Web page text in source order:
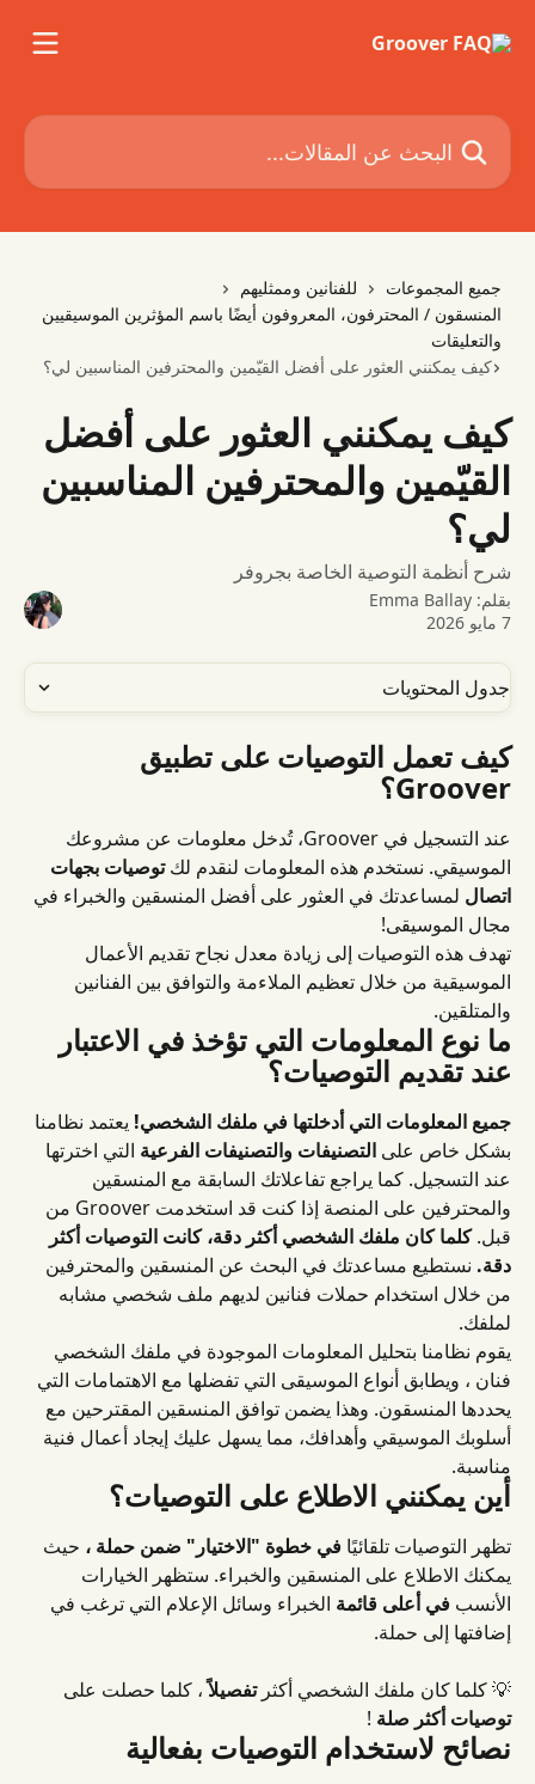
البحث عن المقالات...
جميع المجموعات
للفنانين وممثليهم
المنسقون / المحترفون، المعروفون أيضًا باسم المؤثرين الموسيقيين
والتعليقات
كيف يمكنني العثور على أفضل القيّمين والمحترفين المناسبين لي؟
كيف يمكنني العثور على أفضل
القيّمين والمحترفين المناسبين
لي؟
شرح أنظمة التوصية الخاصة بجروفر
بقلم: Emma Ballay
7 مايو 2026
جدول المحتويات
كيف تعمل التوصيات على تطبيق
Groover؟
عند التسجيل في Groover، تُدخل معلومات عن مشروعك
الموسيقي. نستخدم هذه المعلومات لنقدم لك توصيات بجهات
اتصال لمساعدتك في العثور على أفضل المنسقين والخبراء في
مجال الموسيقى!
تهدف هذه التوصيات إلى زيادة معدل نجاح تقديم الأعمال
الموسيقية من خلال تعظيم الملاءمة والتوافق بين الفنانين
والمتلقين.
ما نوع المعلومات التي تؤخذ في الاعتبار
عند تقديم التوصيات؟
جميع المعلومات التي أدخلتها في ملفك الشخصي! يعتمد نظامنا
بشكل خاص على التصنيفات والتصنيفات الفرعية التي اخترتها
عند التسجيل. كما يراجع تفاعلاتك السابقة مع المنسقين
والمحترفين على المنصة إذا كنت قد استخدمت Groover من
قبل. كلما كان ملفك الشخصي أكثر دقة، كانت التوصيات أكثر
دقة. نستطيع مساعدتك في البحث عن المنسقين والمحترفين
من خلال استخدام حملات فنانين لديهم ملف شخصي مشابه
لملفك.
يقوم نظامنا بتحليل المعلومات الموجودة في ملفك الشخصي
فنان ، ويطابق أنواع الموسيقى التي تفضلها مع الاهتمامات التي
يحددها المنسقون. وهذا يضمن توافق المنسقين المقترحين مع
أسلوبك الموسيقي وأهدافك، مما يسهل عليك إيجاد أعمال فنية
مناسبة.
أين يمكنني الاطلاع على التوصيات؟
تظهر التوصيات تلقائيًا في خطوة "الاختيار" ضمن حملة ، حيث
يمكنك الاطلاع على المنسقين والخبراء. ستظهر الخيارات
الأنسب في أعلى قائمة الخبراء وسائل الإعلام التي ترغب في
إضافتها إلى حملة.
💡 كلما كان ملفك الشخصي أكثر تفصيلاً ، كلما حصلت على
توصيات أكثر صلة !
نصائح لاستخدام التوصيات بفعالية